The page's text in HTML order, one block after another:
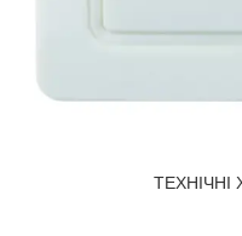
ТЕХНІЧНІ